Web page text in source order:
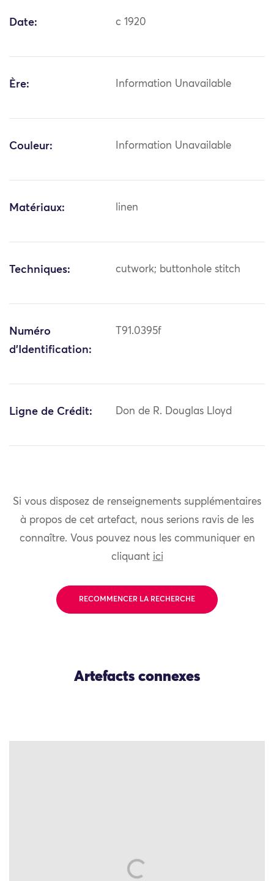
Date: c 1920
Ère: Information Unavailable
Couleur: Information Unavailable
Matériaux: linen
Techniques: cutwork; buttonhole stitch
Numéro
d'Identification:
T91.0395f
Ligne de Crédit: Don de R. Douglas Lloyd
Si vous disposez de renseignements supplémentaires
à propos de cet artefact, nous serions ravis de les
connaître. Vous pouvez nous les communiquer en
cliquant ici
RECOMMENCER LA RECHERCHE
Artefacts connexes